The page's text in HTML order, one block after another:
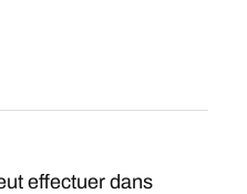
effectuer dans